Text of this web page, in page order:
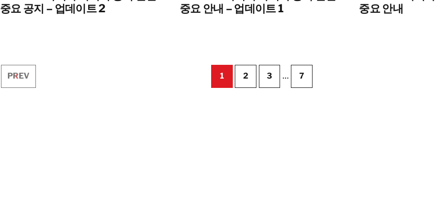
중요 공지 – 업데이트 2
중요 안내 – 업데이트 1
중요 안내
PREV 1 2 3 … 7